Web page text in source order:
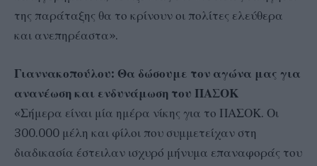
της παράταξης θα το κρίνουν οι πολίτες ελεύθερα
και ανεπηρέαστα».
Γιαννακοπούλου: Θα δώσουμε τον αγώνα μας για
ανανέωση και ενδυνάμωση του ΠΑΣΟΚ
«Σήμερα είναι μία ημέρα νίκης για το ΠΑΣΟΚ. Οι
300.000 μέλη και φίλοι που συμμετείχαν στη
διαδικασία έστειλαν ισχυρό μήνυμα επαναφοράς του